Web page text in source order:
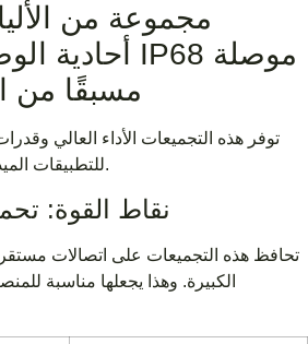
توفر هذه التجميعات الأداء العالي
للتطبيقات الميدانية الديناميكية والمتطلبة.
نقاط القوة:
تحافظ هذه التجميعات على اتصالات
الكبيرة. وهذا يجعلها مناسبة